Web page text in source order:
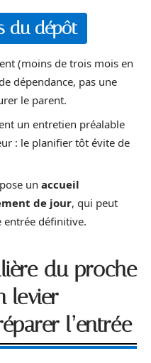
du dépôt
(moins de trois mois en
dépendance, pas une
le parent.
un entretien préalable
: le planifier tôt évite de
un accueil
de jour, qui peut
définitive.
du proche
levier
l’entrée